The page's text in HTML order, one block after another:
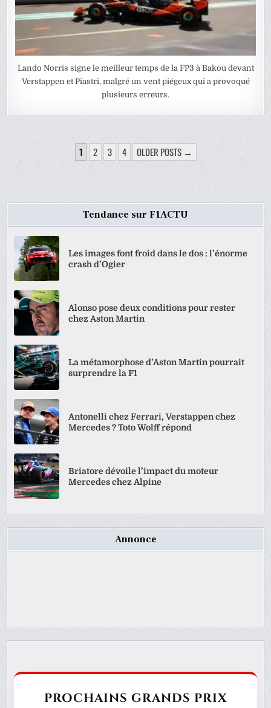
Lando Norris signe le meilleur temps de la FP3 à Bakou devant
Verstappen et Piastri, malgré un vent piégeux qui a provoqué
plusieurs erreurs.
PAGINATION
1 2 3 4 OLDER POSTS →
Tendance sur F1ACTU
Les images font froid dans le dos : l’énorme
crash d’Ogier
Alonso pose deux conditions pour rester
chez Aston Martin
La métamorphose d’Aston Martin pourrait
surprendre la F1
Antonelli chez Ferrari, Verstappen chez
Mercedes ? Toto Wolff répond
Briatore dévoile l’impact du moteur
Mercedes chez Alpine
Annonce
PROCHAINS GRANDS PRIX